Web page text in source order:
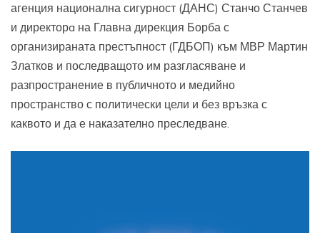
агенция национална сигурност (ДАНС) Станчо Станчев
и директорa на Главна дирекция Борба с
организираната престъпност (ГДБОП) към МВР Мартин
Златков и последващото им разгласяване и
разпространение в публичното и медийно
пространство с политически цели и без връзка с
каквото и да е наказателно преследване.